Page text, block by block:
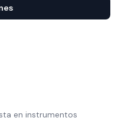
en instrumentos